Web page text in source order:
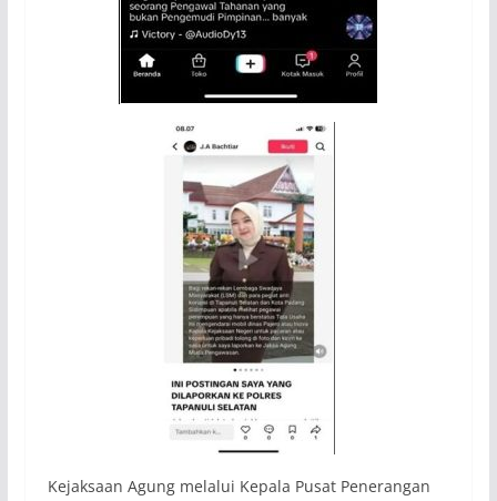
Kejaksaan Agung melalui Kepala Pusat Penerangan